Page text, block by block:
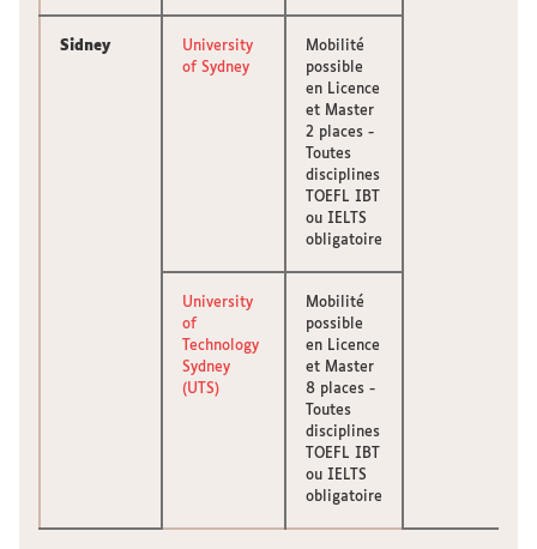
Sidney
University
of Sydney
Mobilité
possible
en Licence
et Master
2 places -
Toutes
disciplines
TOEFL IBT
ou IELTS
obligatoire
University
of
Technology
Sydney
(UTS)
Mobilité
possible
en Licence
et Master
8 places -
Toutes
disciplines
TOEFL IBT
ou IELTS
obligatoire